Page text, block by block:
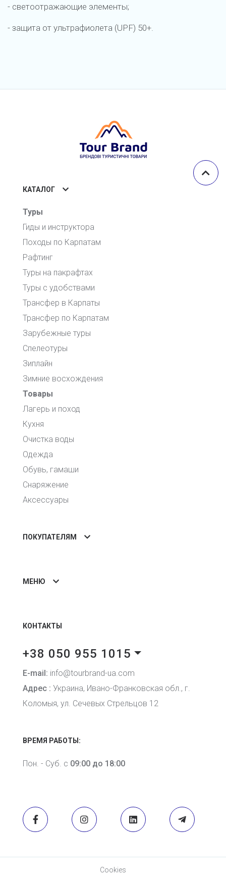
- светоотражающие элементы;
- защита от ультрафиолета (UPF) 50+.
КАТАЛОГ
Туры
Гиды и инструктора
Походы по Карпатам
Рафтинг
Туры на пакрафтах
Туры с удобствами
Трансфер в Карпаты
Трансфер по Карпатам
Зарубежные туры
Спелеотуры
Зиплайн
Зимние восхождения
Товары
Лагерь и поход
Кухня
Очистка воды
Одежда
Обувь, гамаши
Снаряжение
Аксессуары
ПОКУПАТЕЛЯМ
МЕНЮ
КОНТАКТЫ
+38 050 955 1015
E-mail: info@tourbrand-ua.com
Адрес : Украина, Ивано-Франковская обл., г.
Коломыя, ул. Сечевых Стрельцов 12
ВРЕМЯ РАБОТЫ:
Пон. - Суб. с 09:00 до 18:00
Cookies